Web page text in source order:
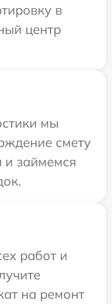
в
центр
мы
смету
и займемся
работ и
на ремонт